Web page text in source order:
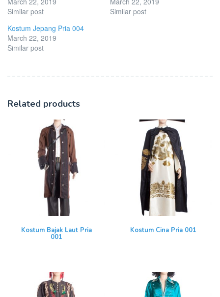
Similar post
Similar post
Kostum Jepang Pria 004
March 22, 2019
Similar post
Related products
Kostum Bajak Laut Pria
001
Kostum Cina Pria 001